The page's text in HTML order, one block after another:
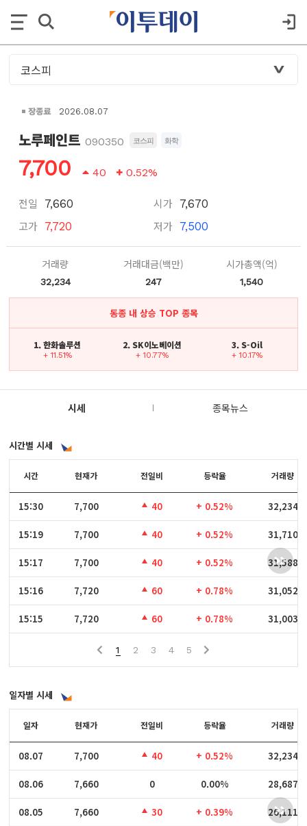
장종료 2026.08.07
노루페인트 090350 코스피 화학
7,700 40 0.52%
전일 7,660
고가 7,720
시가 7,670
저가 7,500
거래량
32,234
거래대금(백만)
247
시가총액(억)
1,540
동종 내 상승 TOP 종목
1. 한화솔루션
+ 11.51%
2. SK이노베이션
+ 10.77%
3. S-Oil
+ 10.17%
시세 종목뉴스
시간별 시세
시간
15:30
15:19
15:17
15:16
15:15
시간 현재가 전일비 등락율 거래량
15:30 7,700 40 + 0.52% 32,234
15:19 7,700 40 + 0.52% 31,710
15:17 7,700 40 + 0.52% 31,588
15:16 7,720 60 + 0.78% 31,052
15:15 7,720 60 + 0.78% 31,003
1 2 3 4 5
일자별 시세
일자
08.07
08.06
08.05
일자 현재가 전일비 등락율 거래량
08.07 7,700 40 + 0.52% 32,234
08.06 7,660 0 0.00% 28,687
08.05 7,660 30 + 0.39% 26,111